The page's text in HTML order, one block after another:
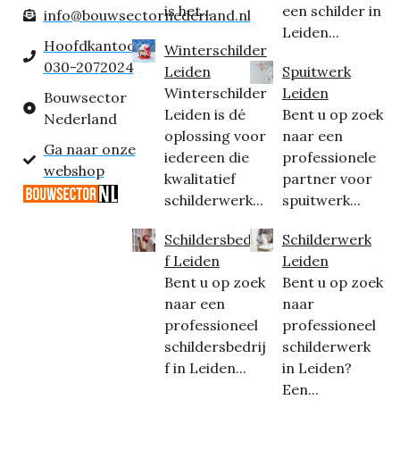
info@bouwsectornederland.nl
Hoofdkantoor:
030-2072024
Bouwsector
Nederland
Ga naar onze
webshop
is het...
Winterschilder
Leiden
Winterschilder
Leiden is dé
oplossing voor
iedereen die
kwalitatief
schilderwerk...
Schildersbedrij
f Leiden
Bent u op zoek
naar een
professioneel
schildersbedrij
f in Leiden...
een schilder in
Leiden...
Spuitwerk
Leiden
Bent u op zoek
naar een
professionele
partner voor
spuitwerk...
Schilderwerk
Leiden
Bent u op zoek
naar
professioneel
schilderwerk
in Leiden?
Een...